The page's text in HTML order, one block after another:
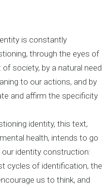
is constantly
through the eyes of
society, by a natural need
to our actions, and by
and affirm the specificity
identity, this text,
health, intends to go
identity construction:
cycles of identification, the
us to think, and